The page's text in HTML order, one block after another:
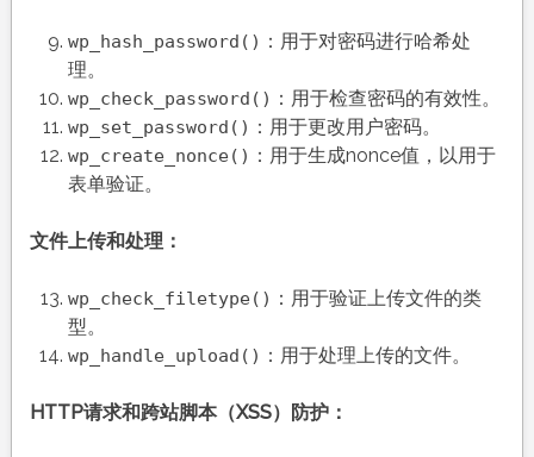
wp_hash_password() ：用于对密码进行哈希处
理。
wp_check_password() ：用于检查密码的有效性。
wp_set_password() ：用于更改用户密码。
wp_create_nonce() ：用于生成nonce值，以用于
表单验证。
文件上传和处理：
wp_check_filetype() ：用于验证上传文件的类
型。
wp_handle_upload() ：用于处理上传的文件。
HTTP请求和跨站脚本（XSS）防护：